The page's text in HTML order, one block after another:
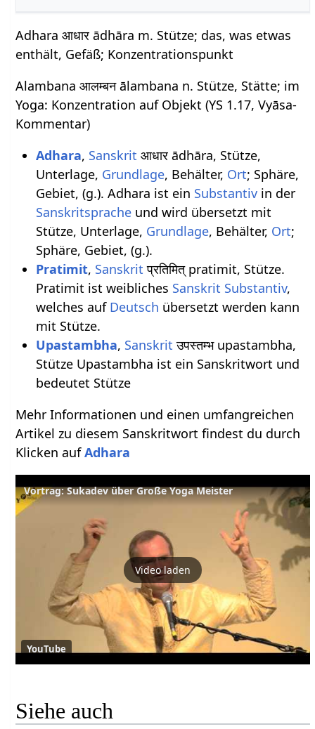
Adhara आधार ādhāra m. Stütze; das, was etwas
enthält, Gefäß; Konzentra­tionspunkt
Alambana आलम्बन ālambana n. Stütze, Stätte; im
Yoga: Konzentration auf Objekt (YS 1.17, Vyāsa-
Kommentar)
Adhara, Sanskrit आधार ādhāra, Stütze,
Unterlage, Grundlage, Behälter, Ort; Sphäre,
Gebiet, (g.). Adhara ist ein Substantivin der
Sanskritspracheund wird übersetzt mit
Stütze, Unterlage, Grundlage, Behälter, Ort;
Sphäre, Gebiet, (g.).
Pratimit, Sanskrit प्रतिमित् pratimit, Stütze.
Pratimit ist weibliches Sanskrit Substantiv,
welches auf Deutsch übersetzt werden kann
mit Stütze.
Upastambha, Sanskrit उपस्तम्भ upastambha,
Stütze Upastambha ist ein Sanskritwort und
bedeutet Stütze
Mehr Informationen und einen umfangreichen
Artikel zu diesem Sanskritwort findest du durch
Klicken aufAdhara
Vortrag: Sukadev über Große Yoga Meister
Video laden
YouTube
Siehe auch